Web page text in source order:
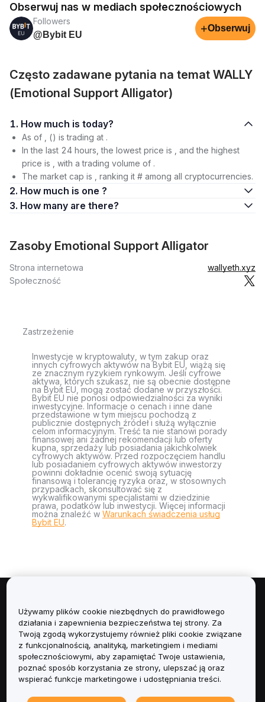
Obserwuj nas w mediach społecznościowych
Followers
@Bybit EU
+Obserwuj
Często zadawane pytania na temat WALLY
(Emotional Support Alligator)
1. How much is today?
As of , () is trading at .
In the last 24 hours, the lowest price is , and the highest
price is , with a trading volume of .
The market cap is , ranking it # among all cryptocurrencies.
2. How much is one ?
3. How many are there?
Zasoby Emotional Support Alligator
Strona internetowa
wallyeth.xyz
Społeczność
Zastrzeżenie
Inwestycje w kryptowaluty, w tym zakup oraz
innych cyfrowych aktywów na Bybit EU, wiążą się
ze znacznym ryzykiem rynkowym. Jeśli cyfrowe
aktywa, których szukasz, nie są obecnie dostępne
na Bybit EU, mogą zostać dodane w przyszłości.
Bybit EU nie ponosi odpowiedzialności za wyniki
inwestycyjne. Informacje o cenach i inne dane
przedstawione w tym miejscu pochodzą z
publicznie dostępnych źródeł i służą wyłącznie
celom informacyjnym. Treść ta nie stanowi porady
finansowej ani żadnej rekomendacji lub oferty
kupna, sprzedaży lub posiadania jakichkolwiek
cyfrowych aktywów. Przed rozpoczęciem handlu
lub posiadaniem cyfrowych aktywów inwestorzy
powinni dokładnie ocenić swoją sytuację
finansową i tolerancję ryzyka oraz, w stosownych
przypadkach, skonsultować się z
wykwalifikowanymi specjalistami w dziedzinie
prawa, podatków lub inwestycji. Więcej informacji
można znaleźć w Warunkach świadczenia usług
Bybit EU.
Informacje
Usługi
Obsługa Klienta
Używamy plików cookie niezbędnych do prawidłowego
działania i zapewnienia bezpieczeństwa tej strony. Za
Twoją zgodą wykorzystujemy również pliki cookie związane
z funkcjonalnością, analityką, marketingiem i mediami
społecznościowymi, aby zapamiętać Twoje ustawienia,
poznać sposób korzystania ze strony, ulepszać ją oraz
wspierać funkcje marketingowe i udostępniania treści.